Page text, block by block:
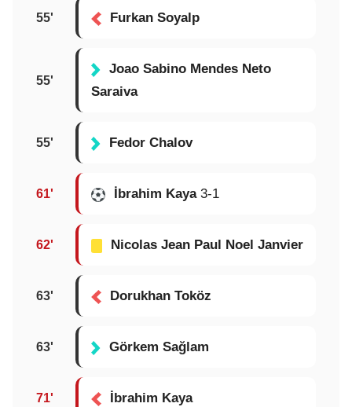
55' Furkan Soyalp
55'
Joao Sabino Mendes Neto
Saraiva
55' Fedor Chalov
61' İbrahim Kaya3-1
62' Nicolas Jean Paul Noel Janvier
63' Dorukhan Toköz
63' Görkem Sağlam
71' İbrahim Kaya